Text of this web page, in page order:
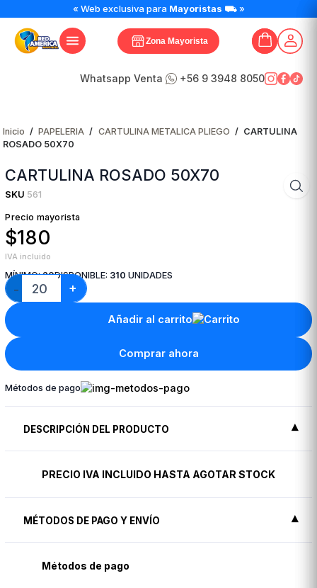
« Web exclusiva para Mayoristas ⛟ »
Zona Mayorista
Whatsapp Venta +56 9 3948 8050
Inicio / PAPELERIA / CARTULINA METALICA PLIEGO / CARTULINA
ROSADO 50X70
CARTULINA ROSADO 50X70
SKU 561
Precio mayorista
$180
IVA incluido
MÍNIMO:20DISPONIBLE: 310 UNIDADES
−
CARTULINA
ROSADO
50X70
cantidad
+
Añadir al carrito
Comprar ahora
Métodos de pago
DESCRIPCIÓN DEL PRODUCTO
PRECIO IVA INCLUIDO HASTA AGOTAR STOCK
MÉTODOS DE PAGO Y ENVÍO
Métodos de pago